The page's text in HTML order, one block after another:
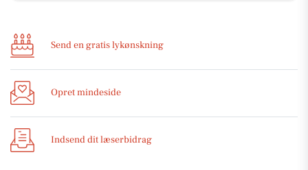
Send en gratis lykønskning
Opret mindeside
Indsend dit læserbidrag